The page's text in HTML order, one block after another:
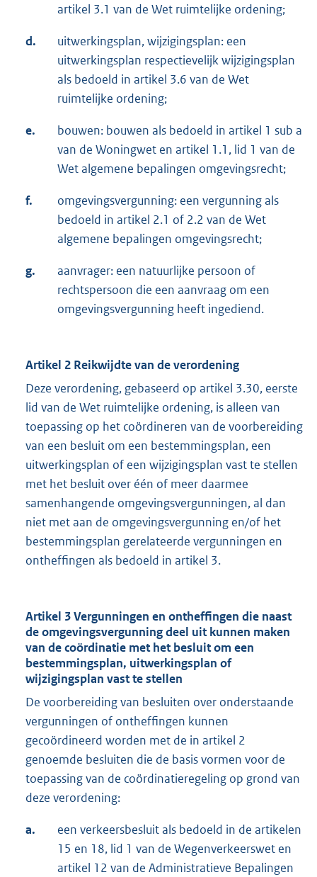
artikel 3.1 van de Wet ruimtelijke ordening;
d.
uitwerkingsplan, wijzigingsplan: een
uitwerkingsplan respectievelijk wijzigingsplan
als bedoeld in artikel 3.6 van de Wet
ruimtelijke ordening;
e.
bouwen: bouwen als bedoeld in artikel 1 sub a
van de Woningwet en artikel 1.1, lid 1 van de
Wet algemene bepalingen omgevingsrecht;
f.
omgevingsvergunning: een vergunning als
bedoeld in artikel 2.1 of 2.2 van de Wet
algemene bepalingen omgevingsrecht;
g.
aanvrager: een natuurlijke persoon of
rechtspersoon die een aanvraag om een
omgevingsvergunning heeft ingediend.
Artikel 2 Reikwijdte van de verordening
Deze verordening, gebaseerd op artikel 3.30, eerste
lid van de Wet ruimtelijke ordening, is alleen van
toepassing op het coördineren van de voorbereiding
van een besluit om een bestemmingsplan, een
uitwerkingsplan of een wijzigingsplan vast te stellen
met het besluit over één of meer daarmee
samenhangende omgevingsvergunningen, al dan
niet met aan de omgevingsvergunning en/of het
bestemmingsplan gerelateerde vergunningen en
ontheffingen als bedoeld in artikel 3.
Artikel 3 Vergunningen en ontheffingen die naast
de omgevingsvergunning deel uit kunnen maken
van de coördinatie met het besluit om een
bestemmingsplan, uitwerkingsplan of
wijzigingsplan vast te stellen
De voorbereiding van besluiten over onderstaande
vergunningen of ontheffingen kunnen
gecoördineerd worden met de in artikel 2
genoemde besluiten die de basis vormen voor de
toepassing van de coördinatieregeling op grond van
deze verordening:
a.
een verkeersbesluit als bedoeld in de artikelen
15 en 18, lid 1 van de Wegenverkeerswet en
artikel 12 van de Administratieve Bepalingen